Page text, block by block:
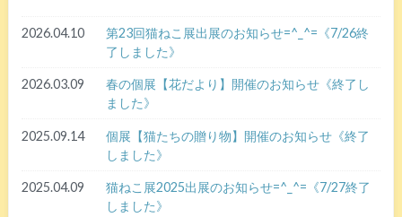
2026.04.10
第23回猫ねこ展出展のお知らせ=^_^=《7/26終
了しました》
2026.03.09
春の個展【花だより】開催のお知らせ《終了し
ました》
2025.09.14
個展【猫たちの贈り物】開催のお知らせ《終了
しました》
2025.04.09
猫ねこ展2025出展のお知らせ=^_^=《7/27終了
しました》